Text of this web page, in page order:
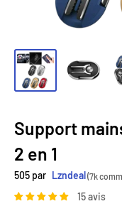
Support
2 en 1
505 par Lzndeal(7k
15 avis